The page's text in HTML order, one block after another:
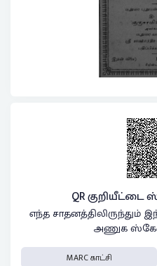
QR
எந்த
அணுக
MARC காட்சி